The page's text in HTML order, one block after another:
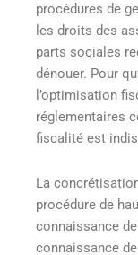
procédures de
les droits des
parts sociales
dénouer. Pour
l’optimisation
réglementaires
fiscalité est
La
procédure de
connaissance
connaissance